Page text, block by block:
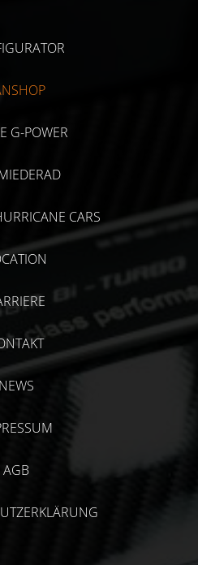
G-POWER
CARS
NEWS
AGB